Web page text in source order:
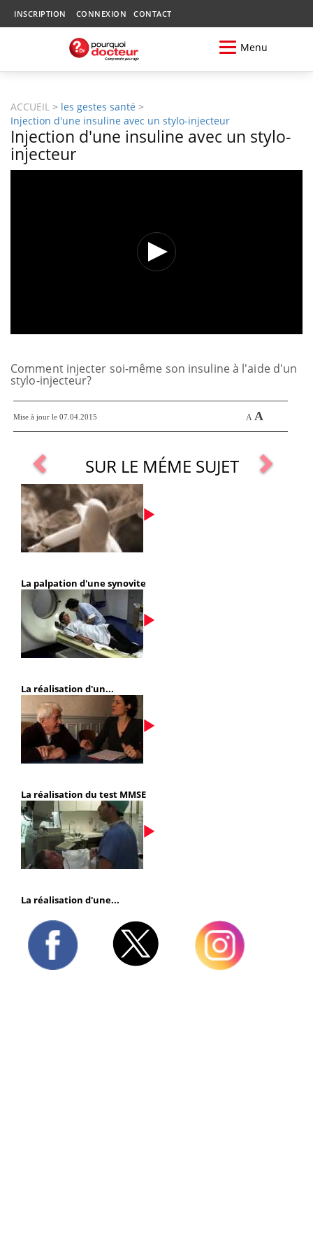
INSCRIPTION CONNEXION CONTACT
Menu
ACCUEIL > les gestes santé >
Injection d'une insuline avec un stylo-injecteur
Injection d'une insuline avec un stylo-
injecteur
Comment injecter soi-même son insuline à l'aide d'un
stylo-injecteur?
Mise à jour le 07.04.2015 A A
SUR LE MÉME SUJET
La palpation d'une synovite
La réalisation d'un...
La réalisation du test MMSE
La réalisation d'une...